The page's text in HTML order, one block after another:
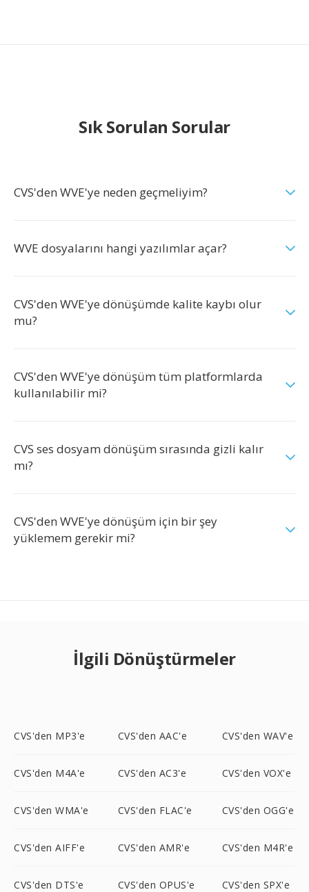
Sık Sorulan Sorular
CVS'den WVE'ye neden geçmeliyim?
WVE dosyalarını hangi yazılımlar açar?
CVS'den WVE'ye dönüşümde kalite kaybı olur
mu?
CVS'den WVE'ye dönüşüm tüm platformlarda
kullanılabilir mi?
CVS ses dosyam dönüşüm sırasında gizli kalır
mı?
CVS'den WVE'ye dönüşüm için bir şey
yüklemem gerekir mi?
İlgili Dönüştürmeler
CVS'den MP3'e CVS'den AAC'e CVS'den WAV'e
CVS'den M4A'e CVS'den AC3'e CVS'den VOX'e
CVS'den WMA'e CVS'den FLAC'e CVS'den OGG'e
CVS'den AIFF'e CVS'den AMR'e CVS'den M4R'e
CVS'den DTS'e CVS'den OPUS'e CVS'den SPX'e